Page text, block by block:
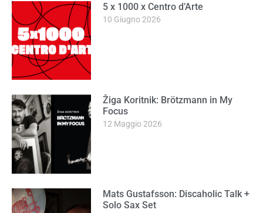
5 x 1000 x Centro d’Arte
10 Giugno 2026
Žiga Koritnik: Brötzmann in My
Focus
12 Maggio 2026
Mats Gustafsson: Discaholic Talk +
Solo Sax Set